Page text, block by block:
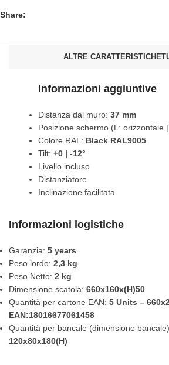
Share:
ALTRE CARATTERISTICHE
Informazioni aggiuntive
Distanza dal muro: 37 mm
Posizione schermo (L: orizzontale
Colore RAL: Black RAL9005
Tilt: +0 | -12°
Livello incluso
Distanziatore
Inclinazione facilitata
Informazioni logistiche
Garanzia: 5 years
Peso lordo: 2,3 kg
Peso Netto: 2 kg
Dimensione scatola: 660x160x(H)50
Quantità per cartone EAN: 5 Units –
EAN:18016677061458
Quantità per bancale (dimensione
120x80x180(H)